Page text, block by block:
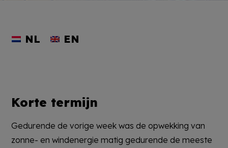
NL EN
Korte termijn
Gedurende de vorige week was de opwekking van
zonne- en windenergie matig gedurende de meeste